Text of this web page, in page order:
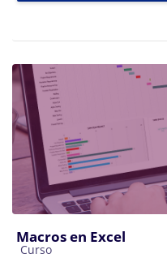
Macros en Excel
Categoría de cursos
Curso